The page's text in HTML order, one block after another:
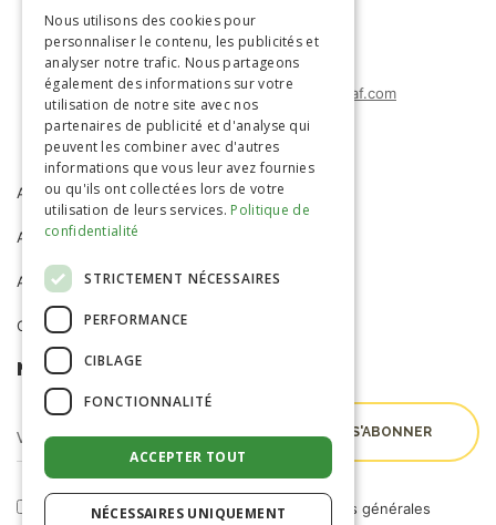
(+212) 0522-487-662
(+212) 0522-487-663
agrimatco.maroc@agrimatco-af.com
ACCUEIL AGRIMATCO
ACTIVITÉS
ACTUALITÉS R&D
CARRIÈRE
NEWSLETTER
En cochant cette case, j'accepte les conditions générales
Nous utilisons des cookies pour
personnaliser le contenu, les publicités et
analyser notre trafic. Nous partageons
également des informations sur votre
utilisation de notre site avec nos
partenaires de publicité et d'analyse qui
peuvent les combiner avec d'autres
informations que vous leur avez fournies
ou qu'ils ont collectées lors de votre
utilisation de leurs services. Politique de
confidentialité
STRICTEMENT NÉCESSAIRES
PERFORMANCE
CIBLAGE
FONCTIONNALITÉ
ACCEPTER TOUT
NÉCESSAIRES UNIQUEMENT